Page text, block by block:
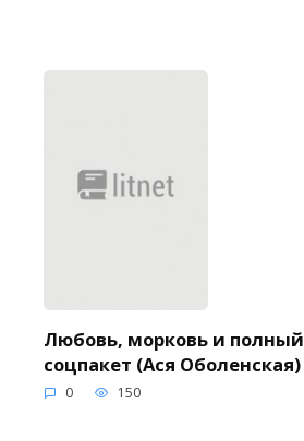
Любовь, морковь и полный
соцпакет (Ася Оболенская)
0 150